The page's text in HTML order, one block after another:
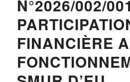
N°2026/002/
FINANCIÈRE